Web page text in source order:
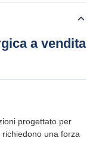
a vendita
progettato per
una forza